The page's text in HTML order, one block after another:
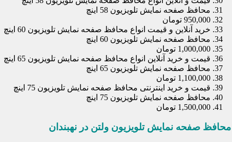
محافظ صفحه نمایش تلویزیون 58 اینچ
950,000 تومان
خرید آنلاین و قیمت انواع محافظ صفحه نمایش تلویزیون 60 اینچ
محافظ صفحه نمایش تلویزیون 60 اینچ
1,000,000 تومان
قیمت و خرید آنلاین انواع محافظ صفحه نمایش تلویزیون 65 اینچ
محافظ صفحه نمایش تلویزیون 65 اینچ
1,100,000 تومان
قیمت و خرید اینترنتی محافظ صفحه نمایش تلویزیون 75 اینچ
محافظ صفحه نمایش تلویزیون 75 اینچ
1,500,000 تومان
محافظ صفحه نمایش تلویزیون ولتن در نهبندان